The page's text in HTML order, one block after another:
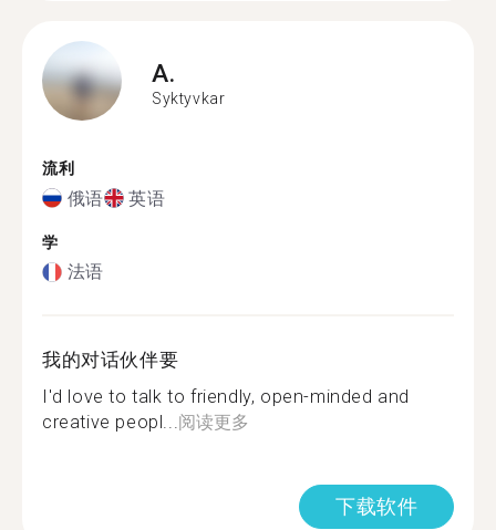
A.
Syktyvkar
流利
俄语 英语
学
法语
我的对话伙伴要
I'd love to talk to friendly, open-minded and
creative peopl...阅读更多
下载软件